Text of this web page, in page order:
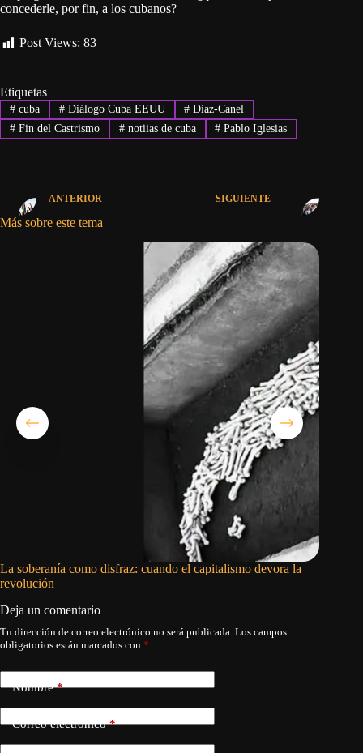
concederle, por fin, a los cubanos?
Post Views: 83
Etiquetas
#cuba #Diálogo Cuba EEUU # Díaz-Canel
#Fin del Castrismo #notiias de cuba # Pablo Iglesias
ANTERIOR SIGUIENTE
Más sobre este tema
La soberanía como disfraz: cuando el capitalismo devora la
revolución
Deja un comentario
Tu dirección de correo electrónico no será publicada. Los campos
obligatorios están marcados con *
Nombre*
Correo electrónico*